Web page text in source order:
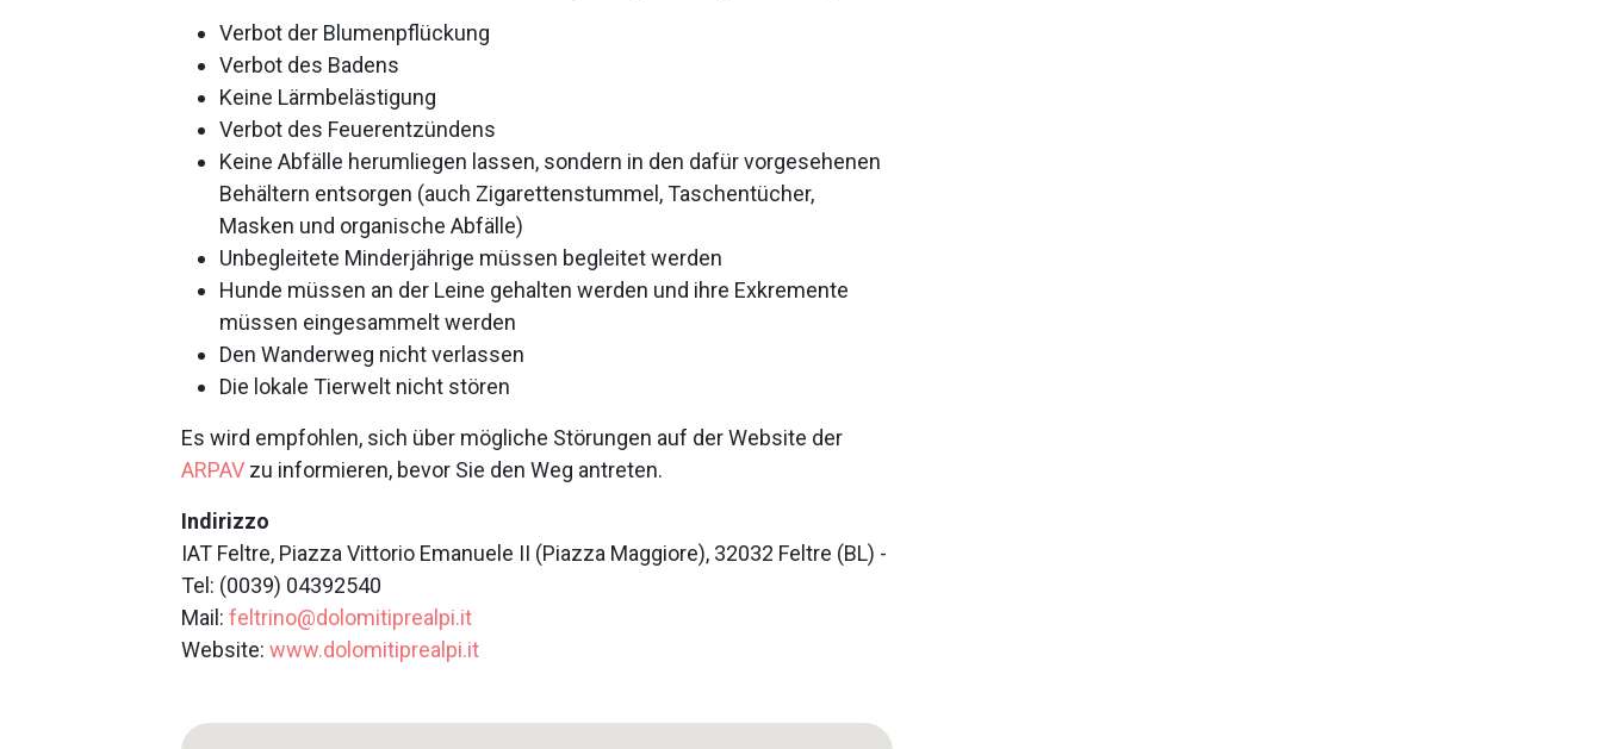
Verbot der Blumenpflückung
Verbot des Badens
Keine Lärmbelästigung
Verbot des Feuerentzündens
Keine Abfälle herumliegen lassen, sondern in den dafür vorgesehenen
Behältern entsorgen (auch Zigarettenstummel, Taschentücher,
Masken und organische Abfälle)
Unbegleitete Minderjährige müssen begleitet werden
Hunde müssen an der Leine gehalten werden und ihre Exkremente
müssen eingesammelt werden
Den Wanderweg nicht verlassen
Die lokale Tierwelt nicht stören
Es wird empfohlen, sich über mögliche Störungen auf der Website der
ARPAV zu informieren, bevor Sie den Weg antreten.
Indirizzo
IAT Feltre, Piazza Vittorio Emanuele II (Piazza Maggiore), 32032 Feltre (BL) -
Tel: (0039) 04392540
Mail: feltrino@dolomitiprealpi.it
Website: www.dolomitiprealpi.it